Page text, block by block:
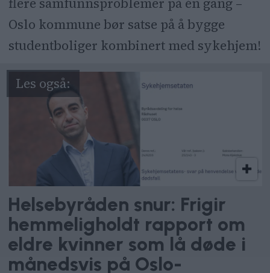
Oslo kommune bør satse på å bygge
studentboliger kombinert med sykehjem!
Helsebyråden snur: Frigir
hemmeligholdt rapport om
eldre kvinner som lå døde i
månedsvis på Oslo-